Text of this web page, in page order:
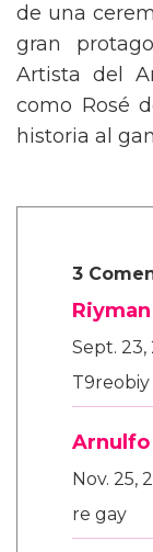
de una
gran
Artista del
como Rosé
historia al
3
Riyman
Sept. 23,
T9reobiy
Arnulfo
Nov. 25,
re gay